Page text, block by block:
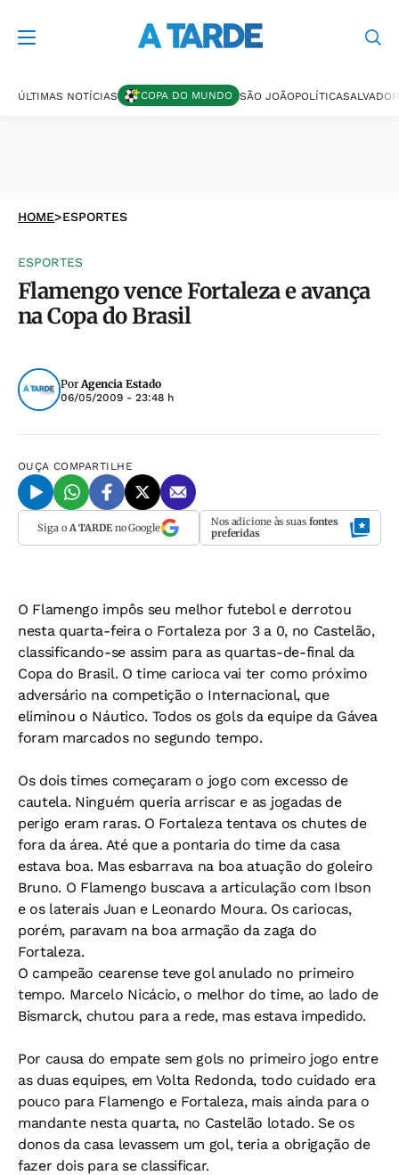
ÚLTIMAS NOTÍCIAS COPA DO MUNDO SÃO JOÃOPOLÍTICASALVADOR
HOME>ESPORTES
ESPORTES
Flamengo vence Fortaleza e avança
na Copa do Brasil
PorAgencia Estado
06/05/2009 - 23:48 h
OUÇA COMPARTILHE
Siga o A TARDEno Google Nos adicione às suas fontes
preferidas
O Flamengo impôs seu melhor futebol e derrotou
nesta quarta-feira o Fortaleza por 3 a 0, no Castelão,
classificando-se assim para as quartas-de-final da
Copa do Brasil. O time carioca vai ter como próximo
adversário na competição o Internacional, que
eliminou o Náutico. Todos os gols da equipe da Gávea
foram marcados no segundo tempo.
Os dois times começaram o jogo com excesso de
cautela. Ninguém queria arriscar e as jogadas de
perigo eram raras. O Fortaleza tentava os chutes de
fora da área. Até que a pontaria do time da casa
estava boa. Mas esbarrava na boa atuação do goleiro
Bruno. O Flamengo buscava a articulação com Ibson
e os laterais Juan e Leonardo Moura. Os cariocas,
porém, paravam na boa armação da zaga do
Fortaleza.
O campeão cearense teve gol anulado no primeiro
tempo. Marcelo Nicácio, o melhor do time, ao lado de
Bismarck, chutou para a rede, mas estava impedido.
Por causa do empate sem gols no primeiro jogo entre
as duas equipes, em Volta Redonda, todo cuidado era
pouco para Flamengo e Fortaleza, mais ainda para o
mandante nesta quarta, no Castelão lotado. Se os
donos da casa levassem um gol, teria a obrigação de
fazer dois para se classificar.